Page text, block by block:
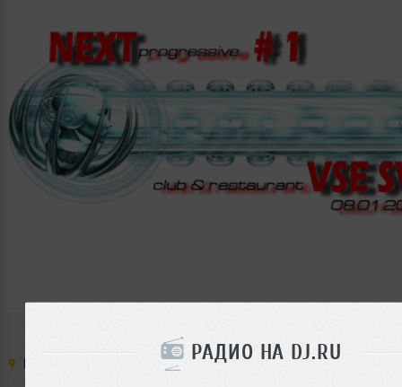
РАДИО НА DJ.RU
Место: Россия, Москва, м. Краснопресненская